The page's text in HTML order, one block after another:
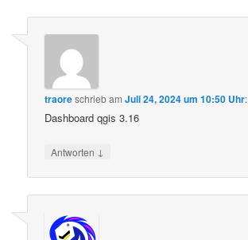
traoreschriebamJuli 24, 2024 um 10:50 Uhr:
Dashboard qgis 3.16
Antworten ↓